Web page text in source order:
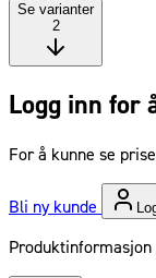
Se varianter
2
Logg inn for
For å kunne se
Bli ny kunde
Produktinformasjon